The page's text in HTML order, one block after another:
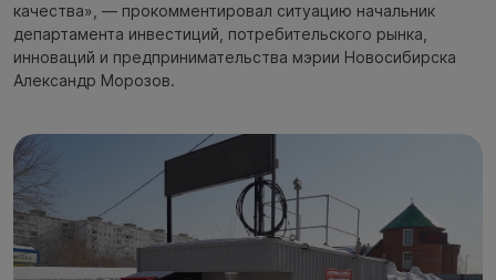
качества», — прокомментировал ситуацию начальник
департамента инвестиций, потребительского рынка,
инноваций и предпринимательства мэрии Новосибирска
Александр Морозов.